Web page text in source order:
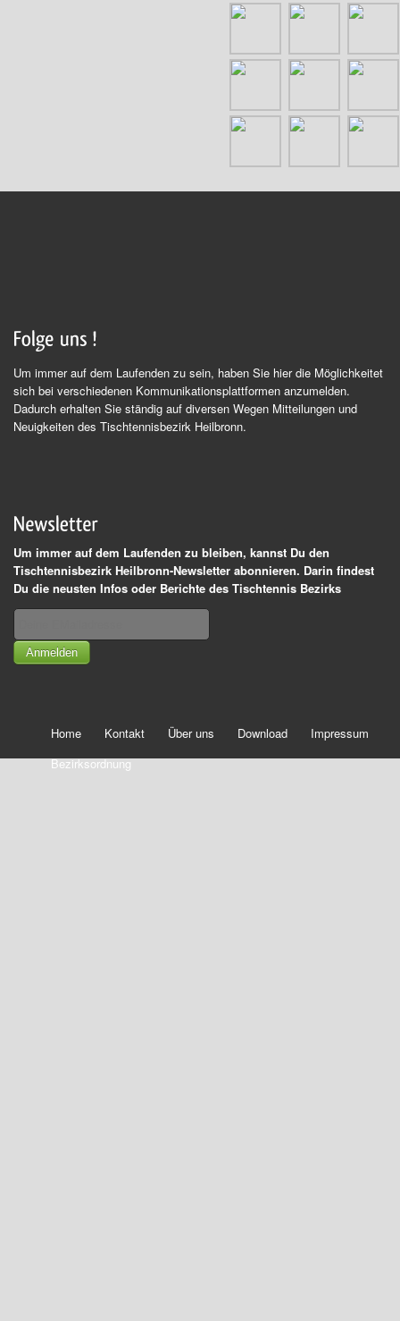
Um immer auf dem Laufenden zu sein, haben Sie hier die Möglichkeitet
sich bei verschiedenen Kommunikationsplattformen anzumelden.
Dadurch erhalten Sie ständig auf diversen Wegen Mitteilungen und
Neuigkeiten des Tischtennisbezirk Heilbronn.
Um immer auf dem Laufenden zu bleiben, kannst Du den
Tischtennisbezirk Heilbronn-Newsletter abonnieren. Darin findest
Du die neusten Infos oder Berichte des Tischtennis Bezirks
Anmelden
Home Kontakt Über uns Download
Impressum
Bezirksordnung